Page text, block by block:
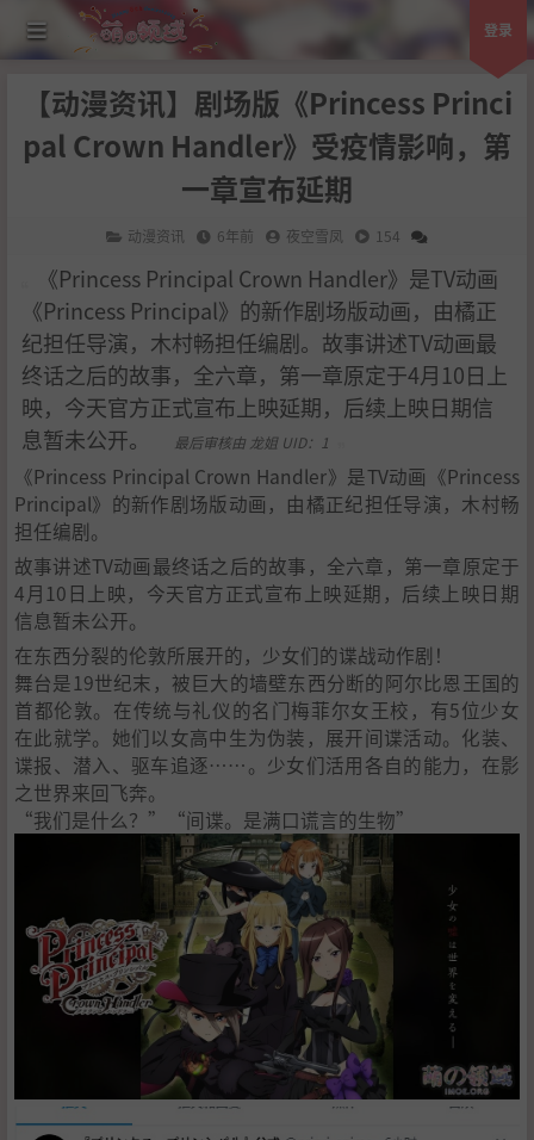
登录
【动漫资讯】剧场版《Princess Princi
pal Crown Handler》受疫情影响，第
一章宣布延期
动漫资讯 6年前 夜空雪凤 154
《Princess Principal Crown Handler》是TV动画
《Princess Principal》的新作剧场版动画，由橘正
纪担任导演，木村畅担任编剧。故事讲述TV动画最
终话之后的故事，全六章，第一章原定于4月10日上
映，今天官方正式宣布上映延期，后续上映日期信
息暂未公开。 ​​​​
最后审核由 龙姐 UID：1
《Princess Principal Crown Handler》是TV动画《Princess
Principal》的新作剧场版动画，由橘正纪担任导演，木村畅
担任编剧。
故事讲述TV动画最终话之后的故事，全六章，第一章原定于
4月10日上映，今天官方正式宣布上映延期，后续上映日期
信息暂未公开。 ​​​​
在东西分裂的伦敦所展开的，少女们的谍战动作剧！
舞台是19世纪末，被巨大的墙壁东西分断的阿尔比恩王国的
首都伦敦。在传统与礼仪的名门梅菲尔女王校，有5位少女
在此就学。她们以女高中生为伪装，展开间谍活动。化装、
谍报、潜入、驱车追逐……。少女们活用各自的能力，在影
之世界来回飞奔。
“我们是什么？”“间谍。是满口谎言的生物”